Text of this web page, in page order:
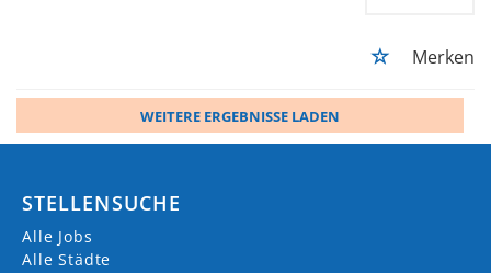
Merken
WEITERE ERGEBNISSE LADEN
STELLENSUCHE
Alle Jobs
Alle Städte